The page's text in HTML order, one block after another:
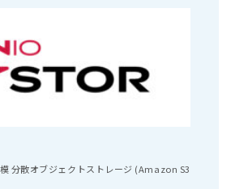
分散オブジェクトストレージ (Amazon S3